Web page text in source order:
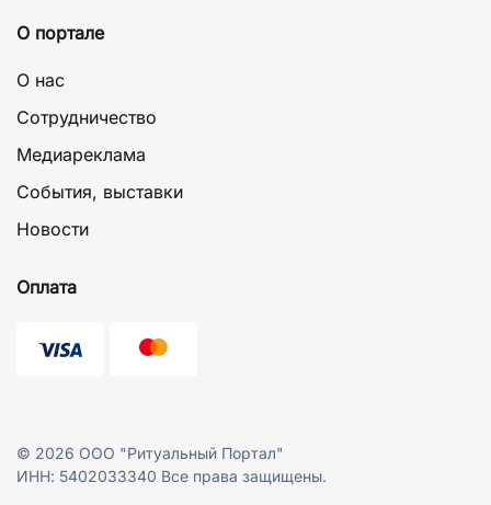
О портале
О нас
Сотрудничество
Медиареклама
События, выставки
Новости
Оплата
© 2026 ООО "Ритуальный Портал"
ИНН: 5402033340 Все права защищены.